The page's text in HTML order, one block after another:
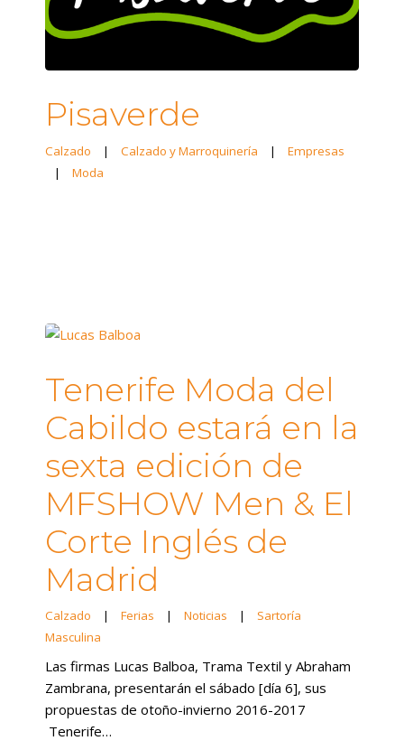
Pisaverde
Calzado | Calzado y Marroquinería |
Empresas
|
Moda
Tenerife Moda del
Cabildo estará en la
sexta edición de
MFSHOW Men & El
Corte Inglés de
Madrid
Calzado | Ferias | Noticias |
Sartoría
Masculina
Las firmas Lucas Balboa, Trama Textil y Abraham
Zambrana, presentarán el sábado [día 6], sus
propuestas de otoño-invierno 2016-2017
Tenerife…